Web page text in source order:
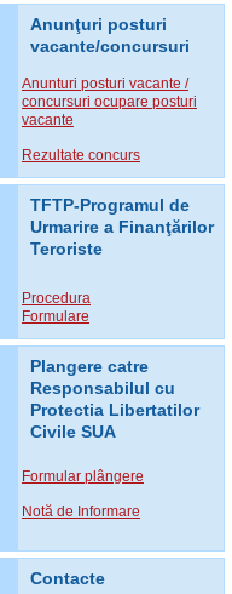
Anunţuri posturi
vacante/concursuri
Anunturi posturi vacante /
concursuri ocupare posturi
vacante
Rezultate concurs
TFTP-Programul de
Urmarire a Finanţărilor
Teroriste
Procedura
Formulare
Plangere catre
Responsabilul cu
Protectia Libertatilor
Civile SUA
Formular plângere
Notă de Informare
Contacte